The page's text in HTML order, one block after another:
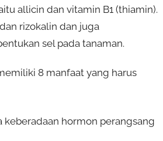
allicin dan vitamin B1 (thiamin).
rizokalin dan juga
sel pada tanaman.
8 manfaat yang harus
keberadaan hormon perangsang